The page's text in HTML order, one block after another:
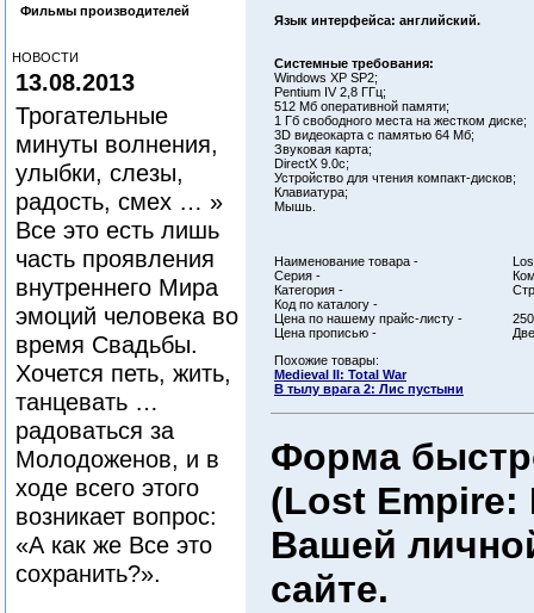
Фильмы производителей
НОВОСТИ
13.08.2013
Трогательные
минуты волнения,
улыбки, слезы,
радость, смех … »
Все это есть лишь
часть проявления
внутреннего Мира
эмоций человека во
время Свадьбы.
Хочется петь, жить,
танцевать …
радоваться за
Молодоженов, и в
ходе всего этого
возникает вопрос:
«А как же Все это
сохранить?».
Язык интерфейса: английский.
Системные требования:
Windows XP SP2;
Pentium IV 2,8 ГГц;
512 Мб оперативной памяти;
1 Гб свободного места на жестком диске;
3D видеокарта с памятью 64 Мб;
Звуковая карта;
DirectX 9.0c;
Устройство для чтения компакт-дисков;
Клавиатура;
Мышь.
Наименование товара -
Серия -
Категория -
Код по каталогу -
Цена по нашему прайс-листу -
Цена прописью -
Похожие товары:
Medieval II: Total War
В тылу врага 2: Лис пустыни
Форма
(Lost Empire:
Вашей
сайте.